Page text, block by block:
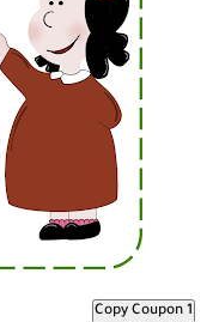
Copy Coupon 1